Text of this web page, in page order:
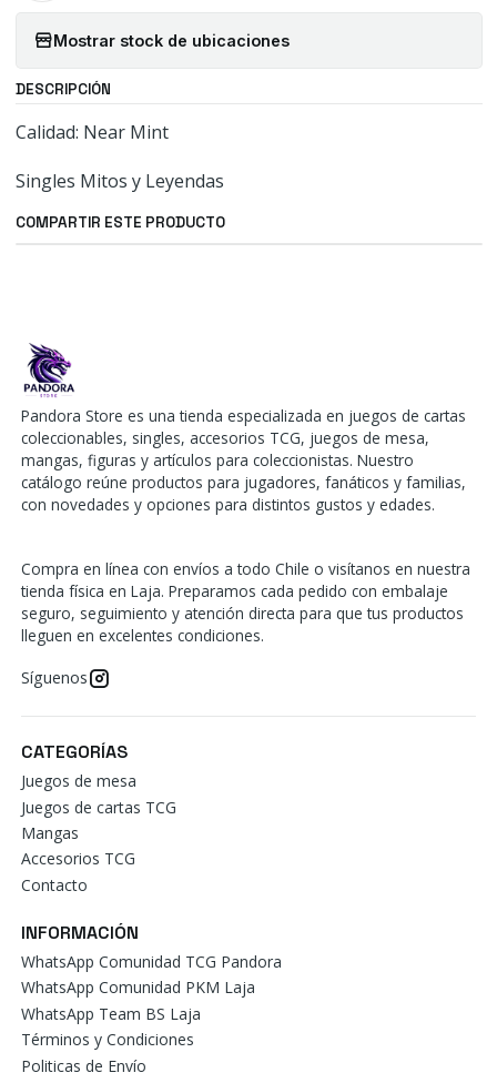
Mostrar stock de ubicaciones
DESCRIPCIÓN
Calidad: Near Mint
Singles Mitos y Leyendas
COMPARTIR ESTE PRODUCTO
Pandora Store es una tienda especializada en juegos de cartas
coleccionables, singles, accesorios TCG, juegos de mesa,
mangas, figuras y artículos para coleccionistas. Nuestro
catálogo reúne productos para jugadores, fanáticos y familias,
con novedades y opciones para distintos gustos y edades.
Compra en línea con envíos a todo Chile o visítanos en nuestra
tienda física en Laja. Preparamos cada pedido con embalaje
seguro, seguimiento y atención directa para que tus productos
lleguen en excelentes condiciones.
Síguenos
CATEGORÍAS
Juegos de mesa
Juegos de cartas TCG
Mangas
Accesorios TCG
Contacto
INFORMACIÓN
WhatsApp Comunidad TCG Pandora
WhatsApp Comunidad PKM Laja
WhatsApp Team BS Laja
Términos y Condiciones
Politicas de Envío